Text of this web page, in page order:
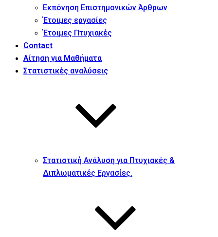
Εκπόνηση Επιστημονικών Άρθρων
Έτοιμες εργασίες
Έτοιμες Πτυχιακές
Contact
Αίτηση για Μαθήματα
Στατιστικές αναλύσεις
Στατιστική Ανάλυση για Πτυχιακές &
Διπλωματικές Εργασίες.